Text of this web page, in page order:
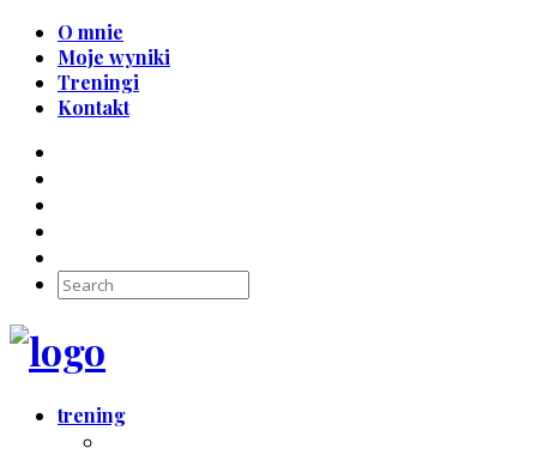
O mnie
Moje wyniki
Treningi
Kontakt
trening